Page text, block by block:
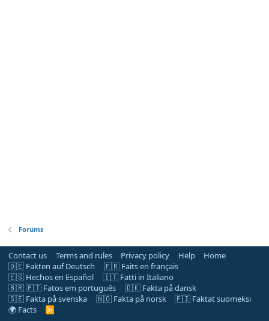
Forums
Contact us Terms and rules Privacy policy Help
Home
🇩🇪 Fakten auf Deutsch
🇫🇷 Faits en français
🇪🇸 Hechos en Español
🇮🇹 Fatti in Italiano
🇧🇷 🇵🇹 Fatos em português
🇩🇰 Fakta på dansk
🇸🇪 Fakta på svenska
🇳🇴 Fakta på norsk
🇫🇮 Faktat suomeksi
🌍 Facts
R